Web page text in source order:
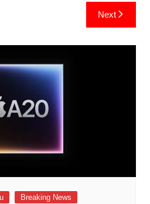
Next
Breaking News